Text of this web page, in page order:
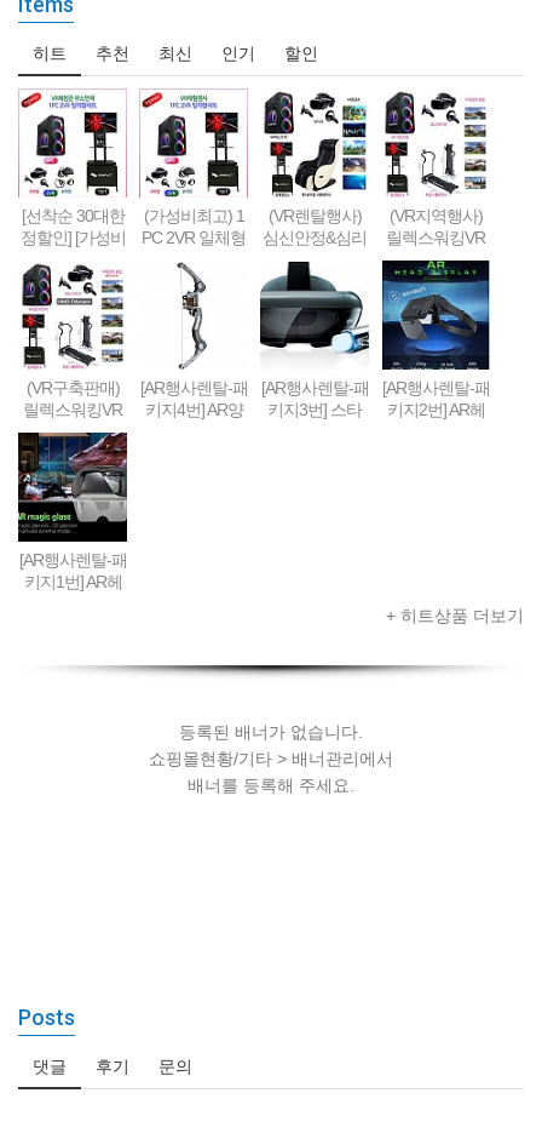
히트 추천 최신 인기 할인
[선착순 30대한
정할인] [가성비
형] 1PC + 2VR
VR체험부스 구
축&판매(48인
치형)
(가성비최고) 1
PC 2VR 일체형
행사부스 세트
(1부스-2인 따로
게임진행)
(VR렌탈행사)
심신안정&심리
치료&휴식 VR
세트 패키지
(VR지역행사)
릴렉스워킹VR
세트-Relax Walk
ing VR SET
(VR구축판매)
릴렉스워킹VR
세트-Relax Walk
ing VR SET (선
착순 100대 / 20
19년 10월까지
한정 할인판매)
[AR행사렌탈-패
키지4번] AR양
[AR행사렌탈-패
키지3번] 스타
[AR행사렌탈-패
키지2번] AR헤
[AR행사렌탈-패
키지1번] AR헤
+ 히트상품 더보기
등록된 배너가 없습니다.
쇼핑몰현황/기타 > 배너관리에서
배너를 등록해 주세요.
Posts
댓글 후기 문의